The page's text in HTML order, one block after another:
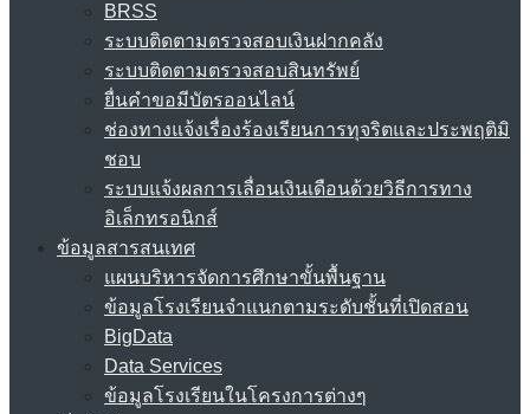
BRSS
ระบบติดตามตรวจสอบเงินฝากคลัง
ระบบติดตามตรวจสอบสินทรัพย์
ยื่นคำขอมีบัตรออนไลน์
ช่องทางแจ้งเรื่องร้องเรียนการทุจริตและประพฤติมิ
ชอบ
ระบบแจ้งผลการเลื่อนเงินเดือนด้วยวิธีการทาง
อิเล็กทรอนิกส์
ข้อมูลสารสนเทศ
แผนบริหารจัดการศึกษาขั้นพื้นฐาน
ข้อมูลโรงเรียนจำแนกตามระดับชั้นที่เปิดสอน
BigData
Data Services
ข้อมูลโรงเรียนในโครงการต่างๆ